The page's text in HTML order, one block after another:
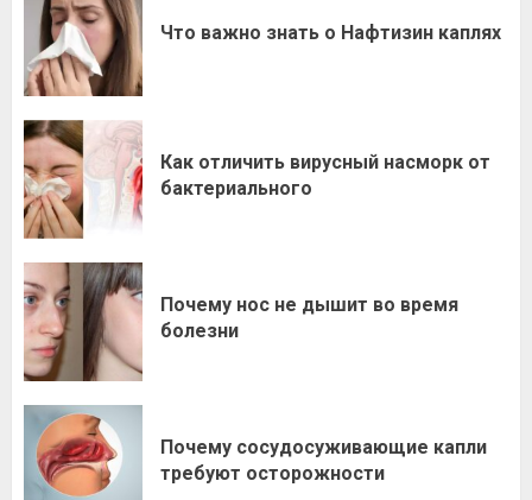
Что важно знать о Нафтизин каплях
Как отличить вирусный насморк от
бактериального
Почему нос не дышит во время
болезни
Почему сосудосуживающие капли
требуют осторожности